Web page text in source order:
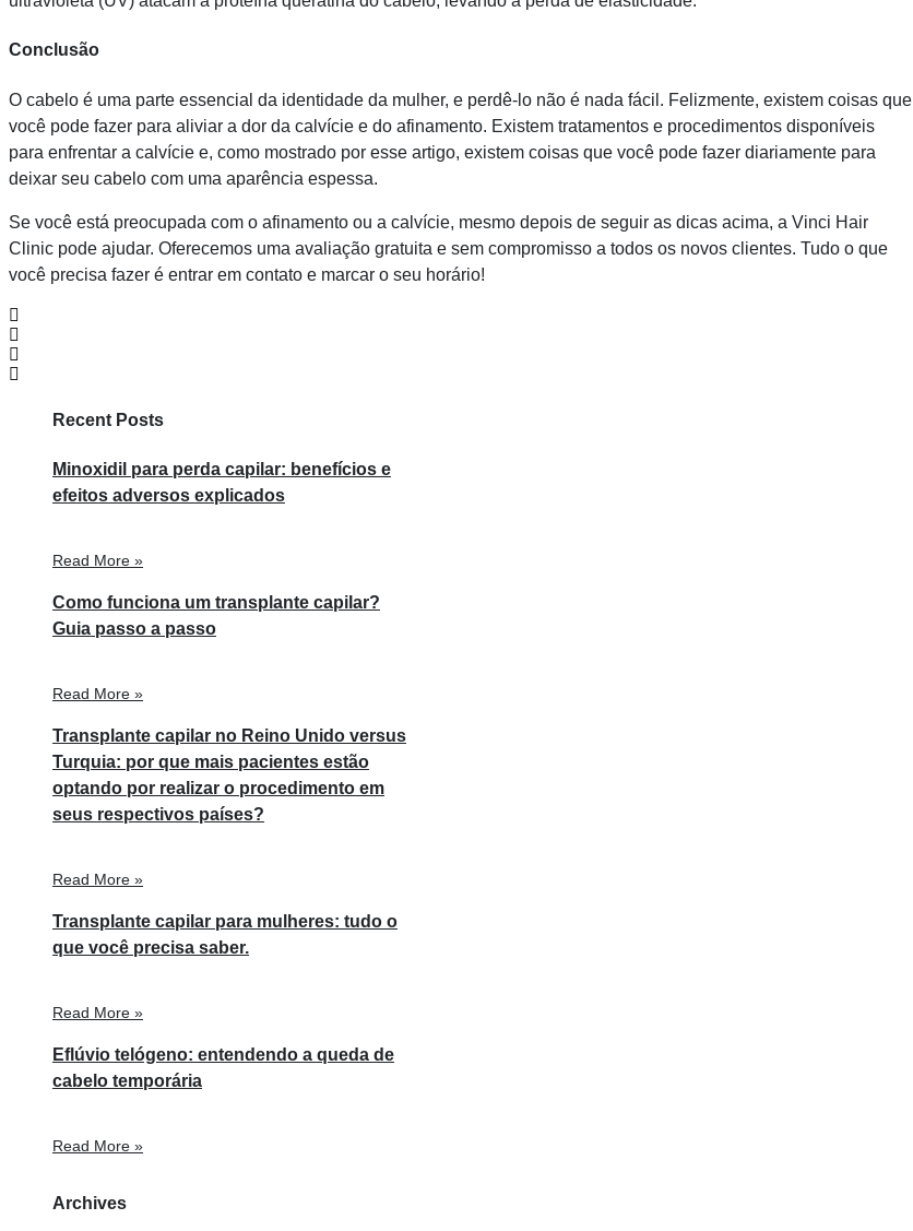
Conclusão
O cabelo é uma parte essencial da identidade da mulher, e perdê-lo não é nada fácil. Felizmente, existem coisas que
você pode fazer para aliviar a dor da calvície e do afinamento. Existem tratamentos e procedimentos disponíveis
para enfrentar a calvície e, como mostrado por esse artigo, existem coisas que você pode fazer diariamente para
deixar seu cabelo com uma aparência espessa.
Se você está preocupada com o afinamento ou a calvície, mesmo depois de seguir as dicas acima, a Vinci Hair
Clinic pode ajudar. Oferecemos uma avaliação gratuita e sem compromisso a todos os novos clientes. Tudo o que
você precisa fazer é entrar em contato e marcar o seu horário!
Recent Posts
Minoxidil para perda capilar: benefícios e
efeitos adversos explicados
Read More »
Como funciona um transplante capilar?
Guia passo a passo
Read More »
Transplante capilar no Reino Unido versus
Turquia: por que mais pacientes estão
optando por realizar o procedimento em
seus respectivos países?
Read More »
Transplante capilar para mulheres: tudo o
que você precisa saber.
Read More »
Eflúvio telógeno: entendendo a queda de
cabelo temporária
Read More »
Archives